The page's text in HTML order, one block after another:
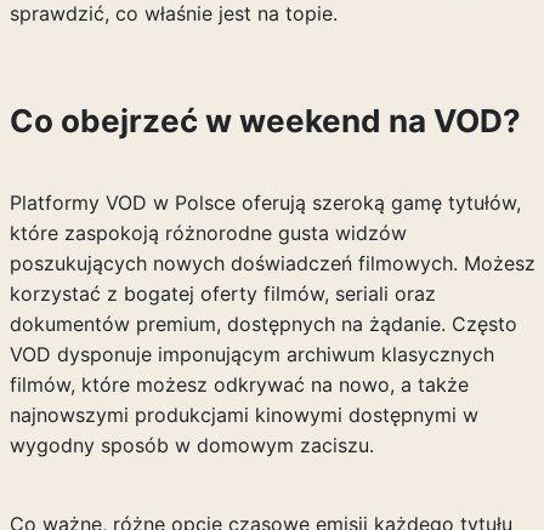
sprawdzić, co właśnie jest na topie.
Co obejrzeć w weekend na VOD?
Platformy VOD w Polsce oferują szeroką gamę tytułów,
które zaspokoją różnorodne gusta widzów
poszukujących nowych doświadczeń filmowych. Możesz
korzystać z bogatej oferty filmów, seriali oraz
dokumentów premium, dostępnych na żądanie. Często
VOD dysponuje imponującym archiwum klasycznych
filmów, które możesz odkrywać na nowo, a także
najnowszymi produkcjami kinowymi dostępnymi w
wygodny sposób w domowym zaciszu.
Co ważne, różne opcje czasowe emisji każdego tytułu